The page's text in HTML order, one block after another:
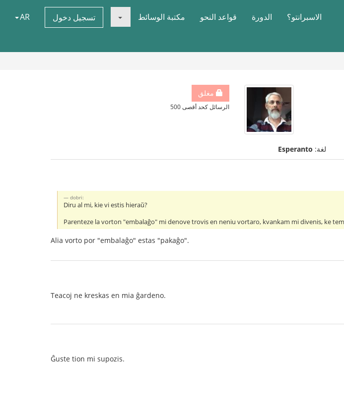
الاسبرانتو؟ الدورة قواعد النحو مكتبة الوسائط تسجيل دخول AR
مغلق
الرسائل كحد أقصى 500
لغة: Esperanto
dobri:
Diru al mi, kie vi estis hieraŭ?
Parenteze la vorton "embalaĝo" mi denove trovis en neniu vortaro, kvankam mi divenis, ke
Alia vorto por "embalaĝo" estas "pakaĝo".
Teacoj ne kreskas en mia ĝardeno.
Ĝuste tion mi supozis.